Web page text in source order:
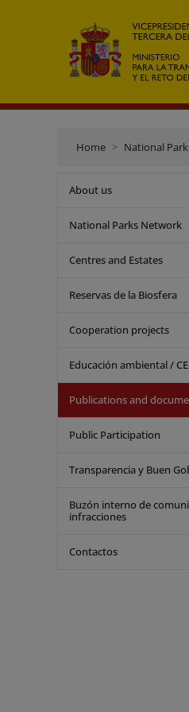
Home National
About us
National Parks Network
Centres and Estates
Reservas de la Biosfera
Cooperation projects
Educación ambiental /
Publications and
Public Participation
Transparencia y Buen
Buzón interno de
infracciones
Contactos